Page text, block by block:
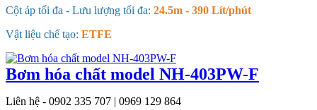
Cột áp tối đa - Lưu lượng tối đa: 24.5m - 390 Lít/phút
Vật liệu chế tạo: ETFE
Bơm hóa chất model NH-403PW-F
Liên hệ - 0902 335 707 | 0969 129 864